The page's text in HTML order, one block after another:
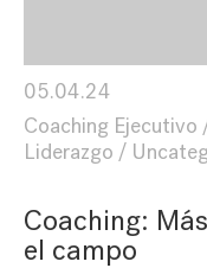
05.04.24
Coaching Ejecutivo
Liderazgo
Coaching:
el campo